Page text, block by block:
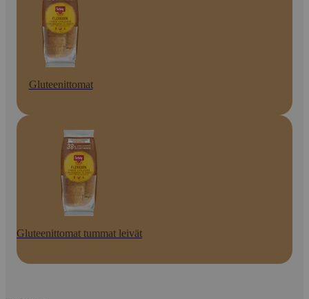
Gluteenittomat
Gluteenittomat tummat leivät